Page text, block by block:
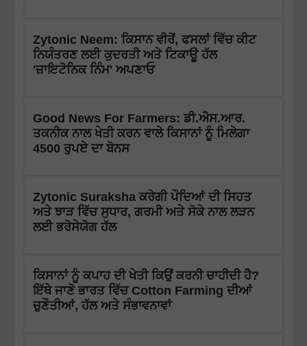
Zytonic Neem: ਕਿਸਾਨ ਵੀਰੋਂ, ਫਸਲਾਂ ਵਿੱਚ ਕੀਟ
ਨਿਯੰਤਰਣ ਲਈ ਕੁਦਰਤੀ ਅਤੇ ਟਿਕਾਊ ਹੱਲ
'ਜ਼ਾਇਟੋਨਿਕ ਨਿੰਮ' ਅਪਣਾਓ
Good News For Farmers: ਡੀ.ਐਸ.ਆਰ.
ਤਕਨੀਕ ਨਾਲ ਖੇਤੀ ਕਰਨ ਵਾਲੇ ਕਿਸਾਨਾਂ ਨੂੰ ਮਿਲੇਗਾ
4500 ਰੁਪਏ ਦਾ ਬੋਨਸ
Zytonic Suraksha ਕਰੇਗੀ ਪੌਦਿਆਂ ਦੀ ਸਿਹਤ
ਅਤੇ ਝਾੜ ਵਿੱਚ ਸੁਧਾਰ, ਗਰਮੀ ਅਤੇ ਸੋਕੇ ਨਾਲ ਲੜਨ
ਲਈ ਭਰੋਸੇਯੋਗ ਹੱਲ
ਕਿਸਾਨਾਂ ਨੂੰ ਕਪਾਹ ਦੀ ਖੇਤੀ ਕਿਉਂ ਕਰਨੀ ਚਾਹੀਦੀ ਹੈ?
ਇੱਥੇ ਜਾਣੋ ਭਾਰਤ ਵਿੱਚ Cotton Farming ਦੀਆਂ
ਚੁਣੌਤੀਆਂ, ਹੱਲ ਅਤੇ ਸੰਭਾਵਨਾਵਾਂ